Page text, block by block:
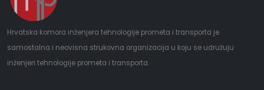
Hrvatska komora inženjera tehnologije prometa i transporta je
samostalna i neovisna strukovna organizacija u koju se udružuju
inženjeri tehnologije prometa i transporta.